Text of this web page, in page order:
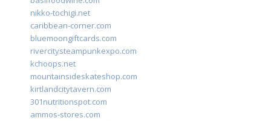
nikko-tochigi.net
caribbean-corner.com
bluemoongiftcards.com
rivercitysteampunkexpo.com
kchoops.net
mountainsideskateshop.com
kirtlandcitytavern.com
301nutritionspot.com
ammos-stores.com